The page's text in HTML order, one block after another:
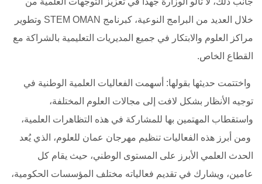
خلال العديد من البرامج النوعية، كبرنامج
وتطوير
مراكز العلوم والابتكار في جميع المديريات التعليمية بالشراكة مع
القطاع الخاص.
واختتمت حديثها بقولها: أسهمت الفعاليات العلمية الوطنية في
توجيه الأنظار بشكل لافت إلى مجالات العلوم المختلفة،
واستقطاب المهتمين بها للمشاركة في هذه التظاهرات العلمية،
ومن أبرز هذه الفعاليات تنظيم مهرجان عمان للعلوم، الذي يُعد
الحدث العلمي الأبرز على المستوى الوطني، حيث يقام كل
عامين، ويشارك في تقديم فعالياته مختلف المؤسسات الحكومية،